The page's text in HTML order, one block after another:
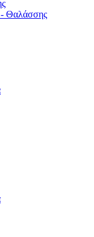
- Θαλάσσης